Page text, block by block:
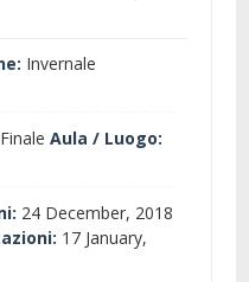
Invernale
Aula / Luogo:
24 December, 2018
17 January,